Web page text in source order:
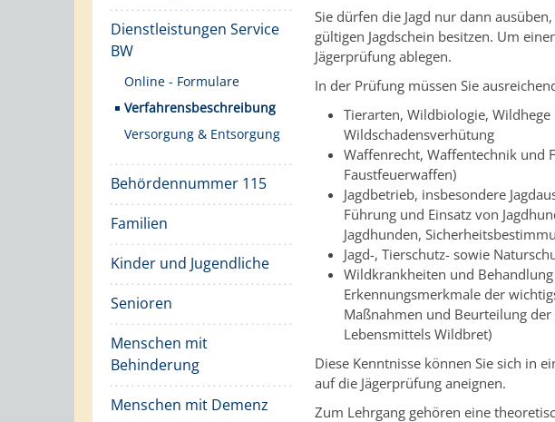
Dienstleistungen Service
BW
Online - Formulare
Verfahrensbeschreibung
Versorgung & Entsorgung
Behördennummer 115
Familien
Kinder und Jugendliche
Senioren
Menschen mit
Behinderung
Menschen mit Demenz
Sie dürfen die Jagd nur dann
gültigen Jagdschein besitzen. Um
Jägerprüfung ablegen.
In der Prüfung müssen Sie
Tierarten, Wildbiologie,
Wildschadensverhütung
Waffenrecht, Waffentechnik und
Faustfeuerwaffen)
Jagdbetrieb, insbesondere
Führung und Einsatz von
Jagdhunden,
Jagd-, Tierschutz- sowie
Wildkrankheiten und
Erkennungsmerkmale der
Maßnahmen und Beurteilung
Lebensmittels Wildbret)
Diese Kenntnisse können Sie sich in
auf die Jägerprüfung aneignen.
Zum Lehrgang gehören eine